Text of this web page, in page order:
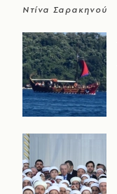
Ντίνα Σαρακηνού